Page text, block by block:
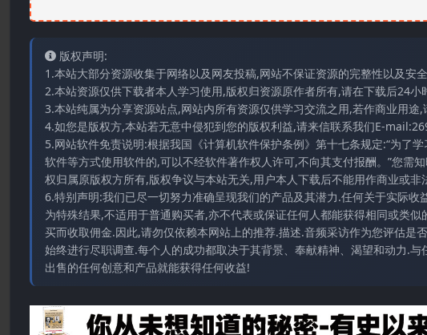
版权声明:
1.本站大部分资源收集于网络以及网友投稿,网站不保证资源的完整性以及安
2.本站资源仅供下载者本人学习使用,版权归资源原作者所有,请在下载后24小
3.本站纯属为分享资源站点,网站内所有资源仅供学习交流之用,若作商业用途
4.如您是版权方,本站若无意中侵犯到您的版权利益,请来信联系我们E-
5.网站软件免责说明:根据我国《计算机软件保护条例》第十七条规定:“为了
软件等方式使用软件的,可以不经软件著作权人许可,不向其支付报酬。”您需
权归属原版权方所有,版权争议与本站无关,用户本人下载后不能用作商业或
6.特别声明:我们已尽一切努力准确呈现我们的产品及其潜力.任何关于实际
为特殊结果,不适用于普通购买者,亦不代表或保证任何人都能获得相同或类
买而收取佣金.因此,请勿仅依赖本网站上的推荐.描述.音频采访作为您评估是
始终进行尽职调查.每个人的成功都取决于其背景、奉献精神、渴望和动力.
出售的任何创意和产品就能获得任何收益!